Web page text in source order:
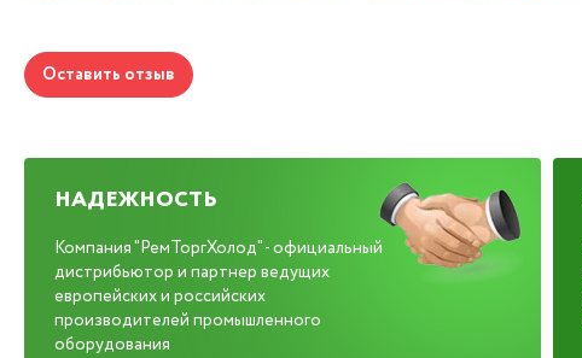
Оставить отзыв
НАДЕЖНОСТЬ
Компания "РемТоргХолод" - официальный
дистрибьютор и партнер ведущих
европейских и российских
производителей промышленного
оборудования